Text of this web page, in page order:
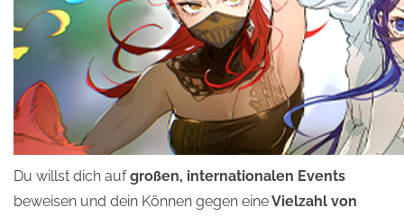
Du willst dich aufgroßen, internationalen Events
beweisen und dein Können gegen eineVielzahl von